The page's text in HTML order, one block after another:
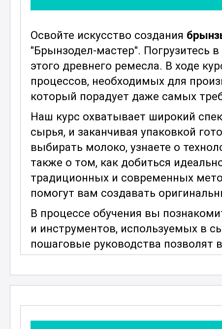
Освойте искусство создания
"Брынзодел-мастер". Погрузитесь
этого древнего ремесла. В ходе
процессов, необходимых для
который порадует даже самых
Наш курс охватывает широкий
сырья, и заканчивая упаковкой
выбирать молоко, узнаете о
также о том, как добиться
традиционных и современных
помогут вам создавать
В процессе обучения вы
и инструментов, используемых в
пошаговые руководства позволят
каждом этапе производства.
хранению и созреваниюсыра, что
вкусовые качества на длительное
Особое внимание уделяется
важно для безопасного и